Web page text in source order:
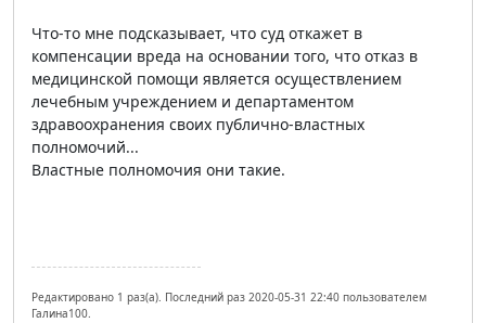
Что-то мне подсказывает, что суд откажет в
компенсации вреда на основании того, что отказ в
медицинской помощи является осуществлением
лечебным учреждением и департаментом
здравоохранения своих публично-властных
полномочий...
Властные полномочия они такие.
Редактировано 1 раз(а). Последний раз 2020-05-31 22:40 пользователем
Галина100.